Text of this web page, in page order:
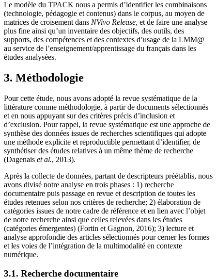
Le modèle du TPACK nous a permis d’identifier les combinaisons
(technologie, pédagogie et contenus) dans le corpus, au moyen de
matrices de croisement dans NVivo Release, et de faire une analyse
plus fine ainsi qu’un inventaire des objectifs, des outils, des
supports, des compétences et des contextes d’usage de la LMM@
au service de l’enseignement/apprentissage du français dans les
études analysées.
3. Méthodologie
Pour cette étude, nous avons adopté la revue systématique de la
littérature comme méthodologie, à partir de documents sélectionnés
et en nous appuyant sur des critères précis d’inclusion et
d’exclusion. Pour rappel, la revue systématique est une approche de
synthèse des données issues de recherches scientifiques qui adopte
une méthode explicite et reproductible permettant d’identifier, de
synthétiser des études relatives à un même thème de recherche
(Dagenais et al., 2013).
Après la collecte de données, partant de descripteurs préétablis, nous
avons divisé notre analyse en trois phases : 1) recherche
documentaire puis passage en revue et description de toutes les
études retenues selon nos critères de recherche; 2) élaboration de
catégories issues de notre cadre de référence et en lien avec l’objet
de notre recherche ainsi que celles relevées dans les études
(catégories émergentes) (Fortin et Gagnon, 2016); 3) lecture et
analyse approfondie des articles sélectionnés pour cerner les formes
et les voies de l’intégration de la multimodalité en contexte
numérique.
3.1. Recherche documentaire